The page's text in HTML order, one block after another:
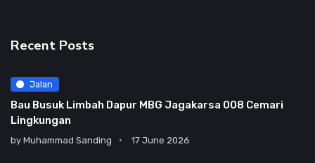
Recent Posts
Jalan
Bau Busuk Limbah Dapur MBG Jagakarsa 008 Cemari
Lingkungan
by Muhammad Sanding 17 June 2026